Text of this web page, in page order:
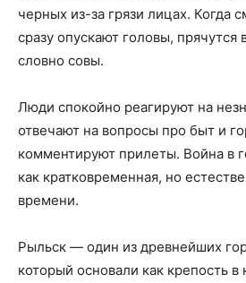
черных из-за грязи лицах. Когда
сразу опускают головы, прячутся
словно совы.
Люди спокойно реагируют на
отвечают на вопросы про быт и
комментируют прилеты. Война в
как кратковременная, но
времени.
Рыльск — один из древнейших
который основали как крепость в